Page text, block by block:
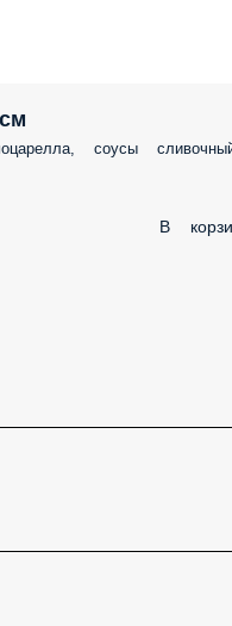
соусы сливочный и сладкий
В